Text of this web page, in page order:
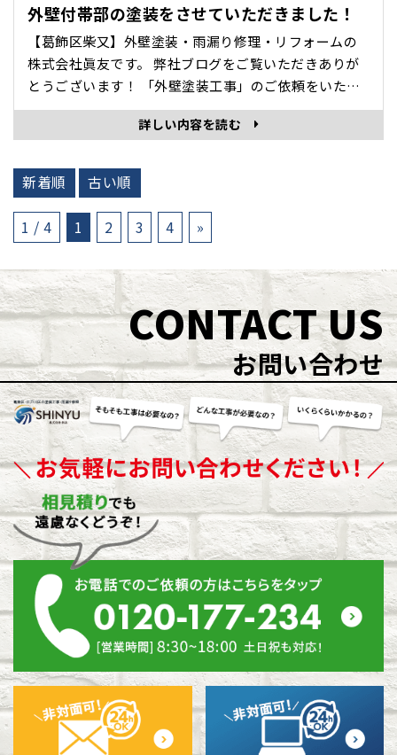
外壁付帯部の塗装をさせていただきました！
【葛飾区柴又】外壁塗装・雨漏り修理・リフォームの
株式会社眞友です。 弊社ブログをご覧いただきありが
とうございます！ 「外壁塗装工事」のご依頼をいただ
き、外壁付帯部の塗装工事をさせていただきました。
付帯部とは？ 付帯部は窓枠やドア、雨戸、ベランダの
屋根以外の細かな部分すべて、と言い換えても構い
ま･･･
詳しい内容を読む
新着順 古い順
1 / 4 1 2 3 4 »
CONTACT US
お問い合わせ